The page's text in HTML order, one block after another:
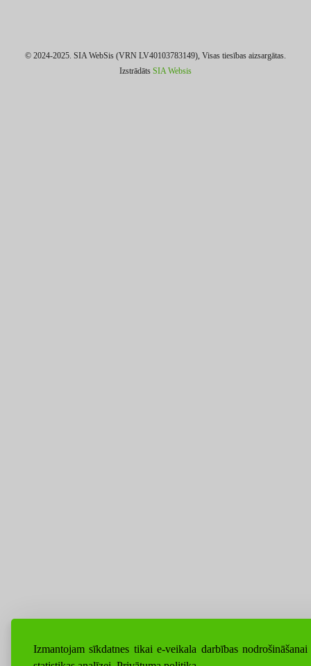
Izmantojam sīkdatnes tikai e-veikala darbības
© 2024-2025. SIA WebSis (VRN LV40103783149), Visas tiesības aizsargātas.
Izstrādāts SIA Websis